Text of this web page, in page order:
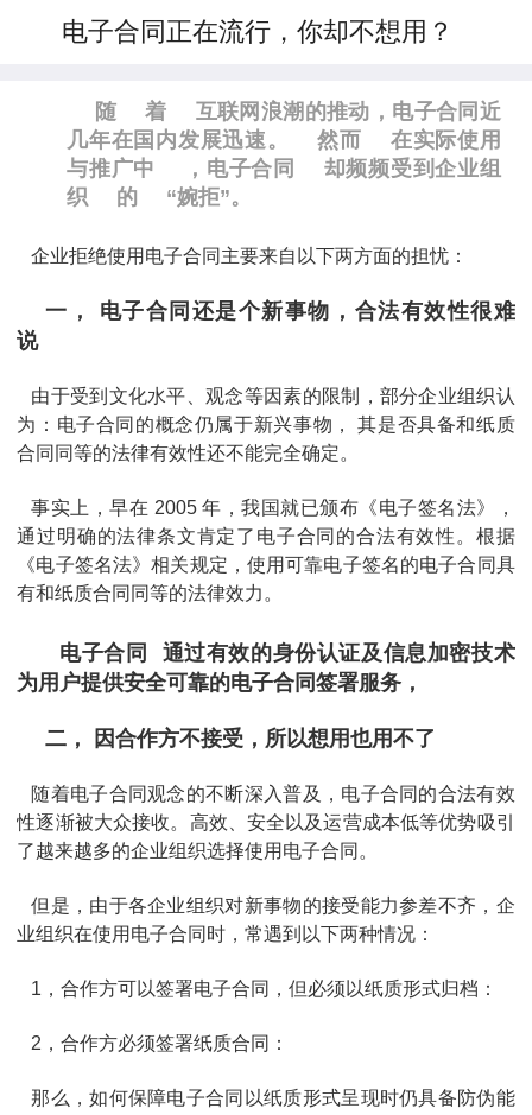
电子合同正在流行，你却不想用？
随 着
互联网浪潮的推动，电子合同近
几年在国内发展迅速。
然而
在实际使用
与推广中
，电子合同
却频频受到企业组
织
的 “婉拒”。
企业拒绝使用电子合同主要来自以下两方面的担忧：
一， 电子合同还是个新事物，合法有效性很难
说
由于受到文化水平、观念等因素的限制，部分企业组织认
为：电子合同的概念仍属于新兴事物， 其是否具备和纸质
合同同等的法律有效性还不能完全确定。
事实上，早在 2005 年，我国就已颁布《电子签名法》，
通过明确的法律条文肯定了电子合同的合法有效性。根据
《电子签名法》相关规定，使用可靠电子签名的电子合同具
有和纸质合同同等的法律效力。
电子合同
通过有效的身份认证及信息加密技术
为用户提供安全可靠的电子合同签署服务，
二， 因合作方不接受，所以想用也用不了
随着电子合同观念的不断深入普及，电子合同的合法有效
性逐渐被大众接收。高效、安全以及运营成本低等优势吸引
了越来越多的企业组织选择使用电子合同。
但是，由于各企业组织对新事物的接受能力参差不齐，企
业组织在使用电子合同时，常遇到以下两种情况：
1，合作方可以签署电子合同，但必须以纸质形式归档：
2，合作方必须签署纸质合同：
那么，如何保障电子合同以纸质形式呈现时仍具备防伪能